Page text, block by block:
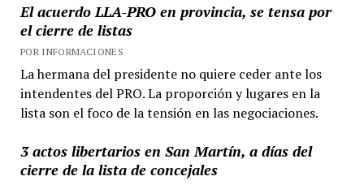
El acuerdo LLA-PRO en provincia, se tensa por
el cierre de listas
POR INFORMACIONES
La hermana del presidente no quiere ceder ante los
intendentes del PRO. La proporción y lugares en la
lista son el foco de la tensión en las negociaciones.
3 actos libertarios en San Martín, a días del
cierre de la lista de concejales